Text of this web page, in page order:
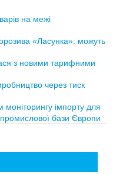
на межі
«Ласунка»: можуть
з новими тарифними
через тиск
моніторингу імпорту для
бази Європи